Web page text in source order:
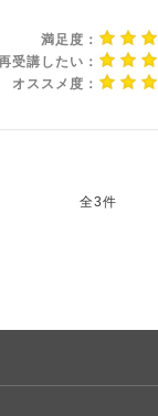
満足度：
受講したい：
オススメ度：
全3件